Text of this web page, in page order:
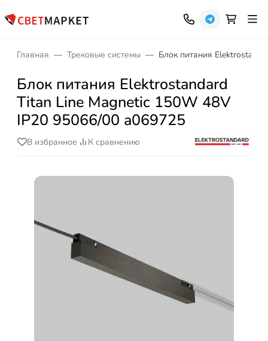
Главная Трековые системы Блок питания
Блок питания Elektrostandard
Titan Line Magnetic 150W 48V
IP20 95066/00 a069725
В избранное К сравнению